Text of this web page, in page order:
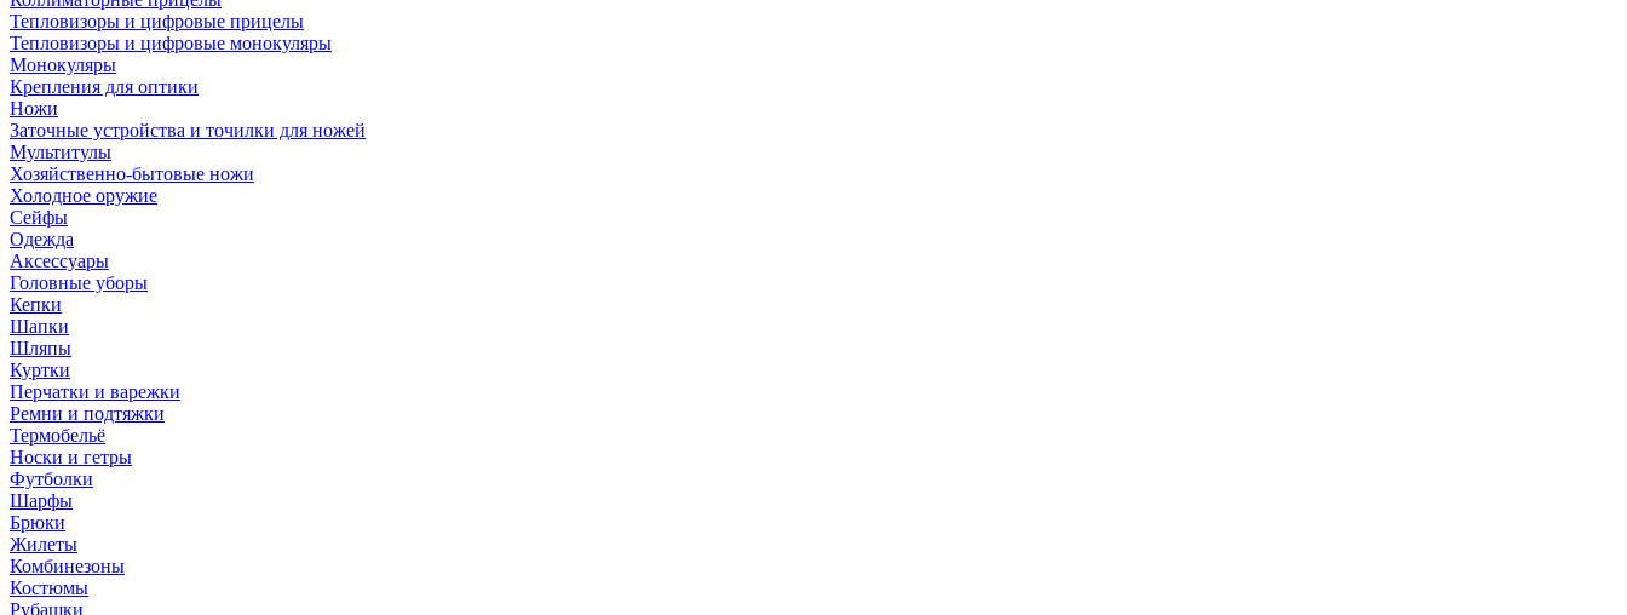
Тепловизоры и цифровые прицелы
Тепловизоры и цифровые монокуляры
Монокуляры
Крепления для оптики
Ножи
Заточные устройства и точилки для ножей
Мультитулы
Хозяйственно-бытовые ножи
Холодное оружие
Сейфы
Одежда
Аксессуары
Головные уборы
Кепки
Шапки
Шляпы
Куртки
Перчатки и варежки
Ремни и подтяжки
Термобельё
Носки и гетры
Футболки
Шарфы
Брюки
Жилеты
Комбинезоны
Костюмы
Рубашки